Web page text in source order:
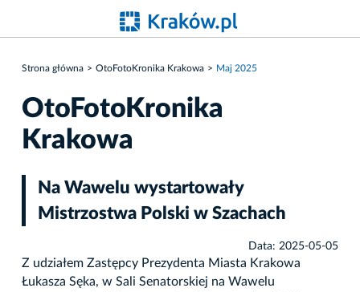
Strona główna OtoFotoKronika Krakowa Maj 2025
OtoFotoKronika
Krakowa
Na Wawelu wystartowały
Mistrzostwa Polski w Szachach
Data: 2025-05-05
Z udziałem Zastępcy Prezydenta Miasta Krakowa
Łukasza Sęka, w Sali Senatorskiej na Wawelu